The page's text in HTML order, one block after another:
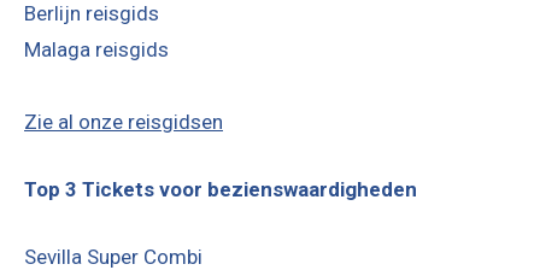
Berlijn reisgids
Malaga reisgids
Zie al onze reisgidsen
Top 3 Tickets voor bezienswaardigheden
Sevilla Super Combi